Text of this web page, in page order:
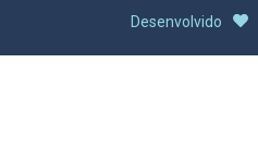
Desenvolvido